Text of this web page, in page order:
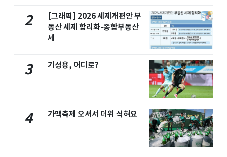
2
[그래픽] 2026 세제개편안 부
동산 세제 합리화-종합부동산
세
3 기성용, 어디로?
4 가맥축제 오셔서 더위 식혀요